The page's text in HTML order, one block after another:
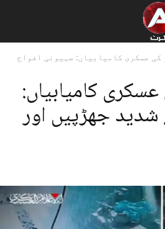
کی عسکری کامیابیاں: صہیونی افواج
کامیابیاں:
جھڑپیں اور